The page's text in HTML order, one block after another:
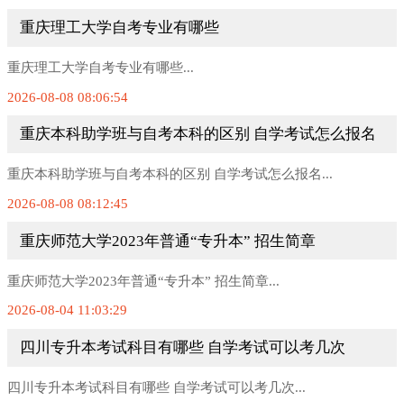
重庆理工大学自考专业有哪些
重庆理工大学自考专业有哪些...
2026-08-08 08:06:54
重庆本科助学班与自考本科的区别 自学考试怎么报名
重庆本科助学班与自考本科的区别 自学考试怎么报名...
2026-08-08 08:12:45
重庆师范大学2023年普通“专升本” 招生简章
重庆师范大学2023年普通“专升本” 招生简章...
2026-08-04 11:03:29
四川专升本考试科目有哪些 自学考试可以考几次
四川专升本考试科目有哪些 自学考试可以考几次...